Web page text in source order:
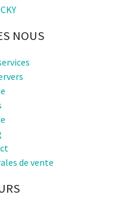
NOUS
de vente